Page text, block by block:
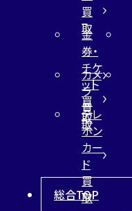
買
取
金
券・
チケ
ット
買
取
カメ
ラ
買
取
テレ
ホン
カー
ド
買
取
総合TOP